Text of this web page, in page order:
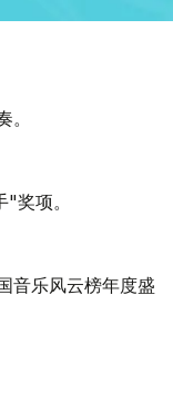
奖项。
音乐风云榜年度盛